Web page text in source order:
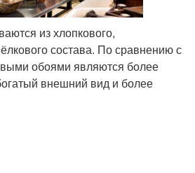
из хлопкового,
состава. По сравнению с
обоями являются более
внешний вид и более